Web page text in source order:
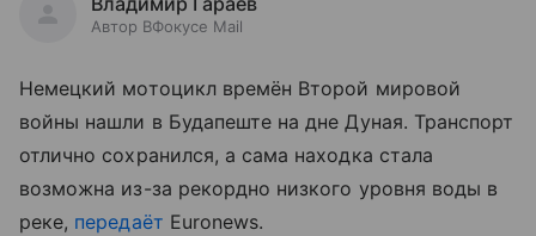
Автор ВФокусе Mail
Немецкий мотоцикл времён Второй мировой
войны нашли в Будапеште на дне Дуная. Транспорт
отлично сохранился, а сама находка стала
возможна из-за рекордно низкого уровня воды в
реке, передаёт Euronews.